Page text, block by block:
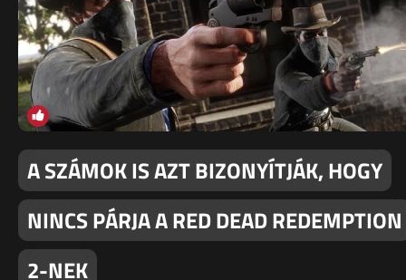
A SZÁMOK IS AZT BIZONYÍTJÁK, HOGY
NINCS PÁRJA A RED DEAD REDEMPTION
2-NEK